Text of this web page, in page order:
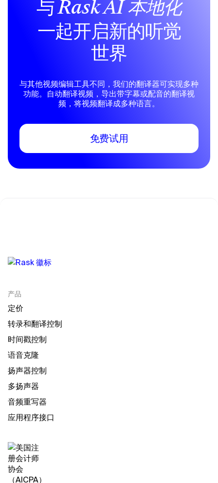
与Rask AI 本地化
一起开启新的听觉
世界
与其他视频编辑工具不同，我们的翻译器可实现多种
功能。自动翻译视频，导出带字幕或配音的翻译视
频，将视频翻译成多种语言。
免费试用
产品
定价
转录和翻译控制
时间戳控制
语音克隆
扬声器控制
多扬声器
音频重写器
应用程序接口